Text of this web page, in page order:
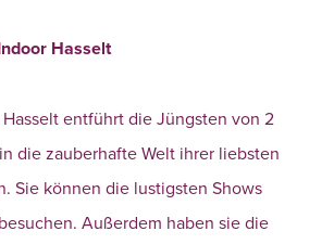
Hasselt
Hasselt entführt die Jüngsten von 2
die zauberhafte Welt ihrer liebsten
Sie können die lustigsten Shows
Außerdem haben sie die